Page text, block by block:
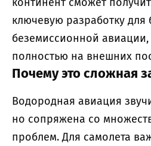
ключевую разработку для
беземиссионной авиации,
полностью на внешних
Почему это сложная
Водородная авиация
но сопряжена со
проблем. Для самолета